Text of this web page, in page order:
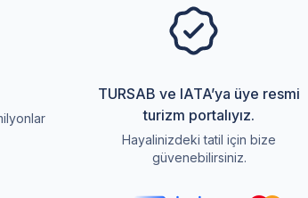
TURSAB ve IATA’ya üye resmi
turizm portalıyız.
Hayalinizdeki tatil için bize
güvenebilirsiniz.